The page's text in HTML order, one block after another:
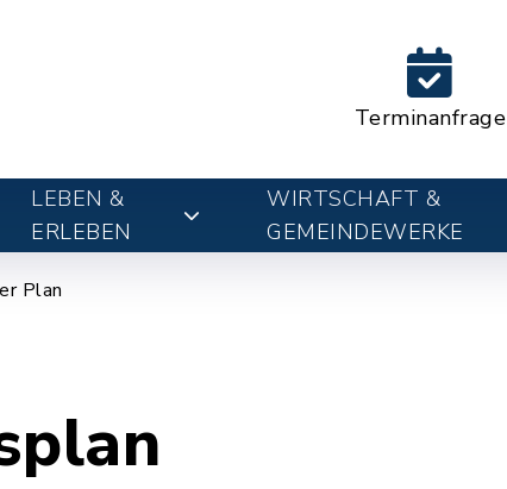
Terminanfrage
LEBEN &
ERLEBEN
WIRTSCHAFT &
GEMEINDEWERKE
Plan